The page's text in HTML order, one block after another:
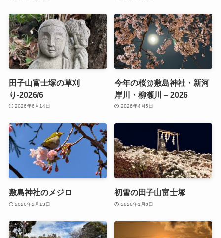
田子山富士塚の草刈
り-2026/6
2026年6月14日
今年の桜@敷島神社・新河
岸川・柳瀬川 – 2026
2026年4月5日
敷島神社のメジロ
2026年2月13日
初雪の田子山富士塚
2026年1月3日